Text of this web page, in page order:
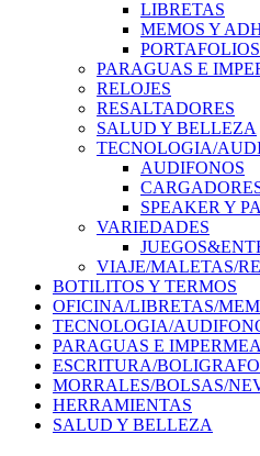
LIBRETAS
MEMOS Y
PORTAFOLIOS
PARAGUAS E
RELOJES
RESALTADORES
SALUD Y BELLEZA
TECNOLOGIA/
AUDIFONOS
SPEAKER Y
VARIEDADES
VIAJE/MALETAS/
BOTILITOS Y TERMOS
OFICINA/LIBRETAS/
TECNOLOGIA/
PARAGUAS E
ESCRITURA/
MORRALES/BOLSAS/
HERRAMIENTAS
SALUD Y BELLEZA